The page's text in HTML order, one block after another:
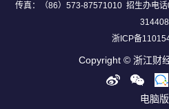
传真：（86）573-87571010 招生办电
314408
浙ICP备
Copyright © 浙江财
电脑版